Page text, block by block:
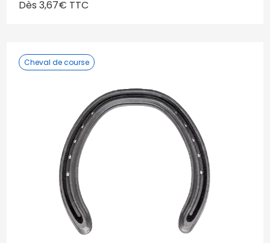
Dès 3,67€ TTC
Cheval de course